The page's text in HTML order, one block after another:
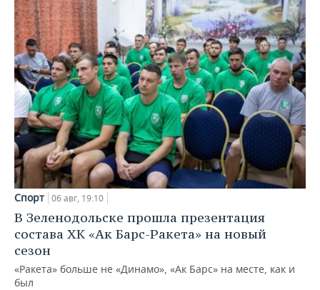
Спорт 06 авг, 19:10
В Зеленодольске прошла презентация
состава ХК «Ак Барс-Ракета» на новый
сезон
«Ракета» больше не «Динамо», «Ак Барс» на месте, как и
был